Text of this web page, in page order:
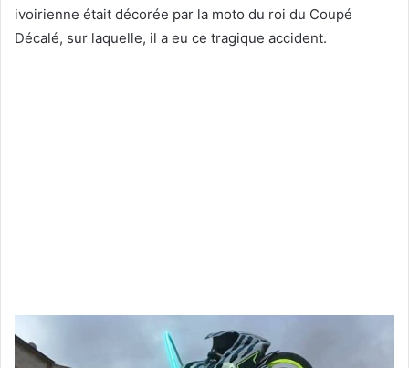
ivoirienne était décorée par la moto du roi du Coupé
Décalé, sur laquelle, il a eu ce tragique accident.